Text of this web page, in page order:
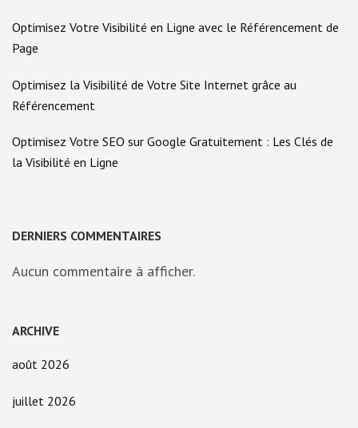
Optimisez Votre Visibilité en Ligne avec le Référencement de
Page
Optimisez la Visibilité de Votre Site Internet grâce au
Référencement
Optimisez Votre SEO sur Google Gratuitement : Les Clés de
la Visibilité en Ligne
DERNIERS COMMENTAIRES
Aucun commentaire à afficher.
ARCHIVE
août 2026
juillet 2026